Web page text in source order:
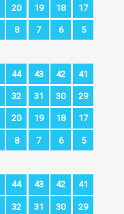
20 19 18 17
8 7 6 5
44 43 42 41
32 31 30 29
20 19 18 17
8 7 6 5
44 43 42 41
32 31 30 29